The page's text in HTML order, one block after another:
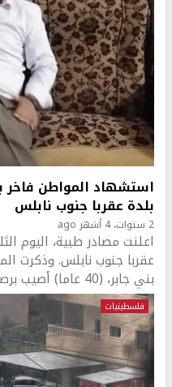
استشهاد المواطن فاخر
بلدة عقربا جنوب نابلس
2 سنوات، 4 أشهر ago
اعلنت مصادر طبية، اليوم
عقربا جنوب نابلس. وذكرت
بني جابر، (40 عاما) أصيب برصاص الاحتلال ...
فلسطينيات